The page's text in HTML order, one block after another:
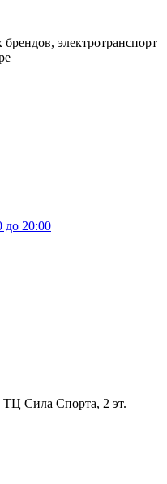
электротранспорт
до 20:00
ТЦ Сила Спорта, 2 эт.